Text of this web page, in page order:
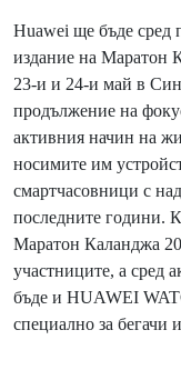
Huawei ще бъде сред
издание на Маратон
23-и и 24-и май в
продължение на
активния начин на
носимите им
смартчасовници с
последните години.
Маратон Каланджа
участниците, а сред
бъде и HUAWEI
специално за бегачи